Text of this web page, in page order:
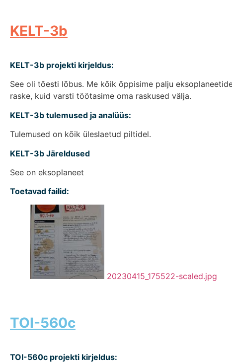
KELT-3b
KELT-3b projekti kirjeldus:
See oli tõesti lõbus. Me kõik õppisime palju
raske, kuid varsti töötasime oma raskused välja.
KELT-3b tulemused ja analüüs:
Tulemused on kõik üleslaetud piltidel.
KELT-3b Järeldused
See on eksoplaneet
Toetavad failid:
20230415_175522-scaled.jpg
TOI-560c
TOI-560c projekti kirjeldus: